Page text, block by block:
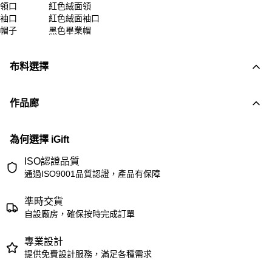
領口
紅色絨面領
袖口
紅色絨面袖口
帽子
黑色畢業帽
布料選擇
作品廊
為何選擇 iGift
ISO認證品質
通過ISO9001品質認證，產品有保障
準時交貨
自設廠房，確保按時完成訂單
專業設計
提供免費設計服務，滿足各種需求